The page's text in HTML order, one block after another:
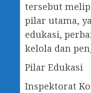
tersebut
pilar utama,
edukasi,
kelola dan
Pilar Edukasi
Inspektorat